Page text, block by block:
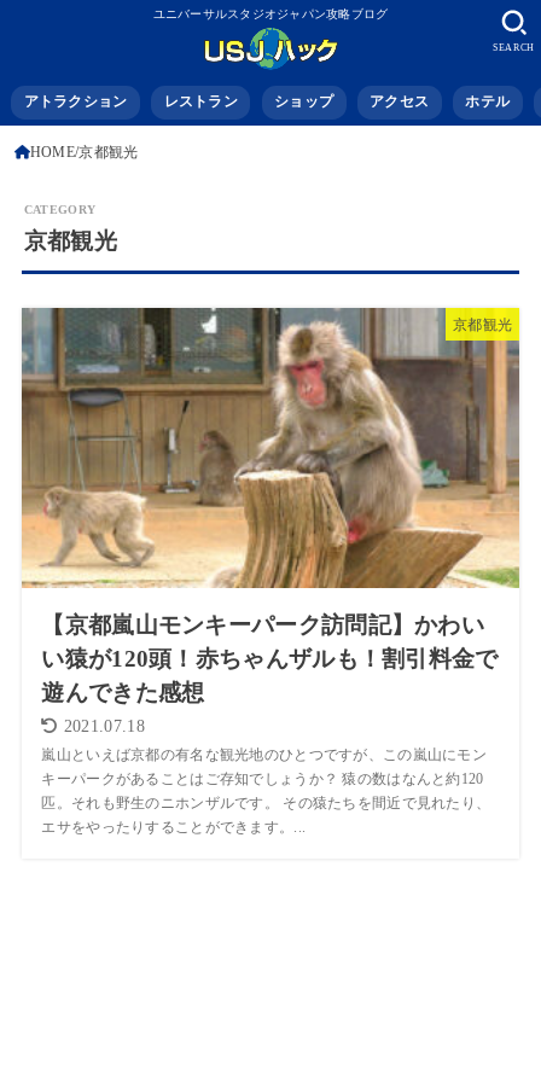
ユニバーサルスタジオジャパン攻略ブログ
アトラクション レストラン ショップ アクセス ホテル
SEARCH
HOME 京都観光
京都観光
京都観光
【京都嵐山モンキーパーク訪問記】かわい
い猿が120頭！赤ちゃんザルも！割引料金で
遊んできた感想
2021.07.18
嵐山といえば京都の有名な観光地のひとつですが、この嵐山にモン
キーパークがあることはご存知でしょうか？ 猿の数はなんと約120
匹。それも野生のニホンザルです。 その猿たちを間近で見れたり、
エサをやったりすることができます。...